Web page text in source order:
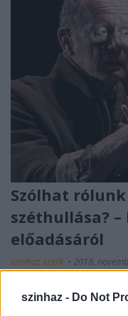
szinhaz - Do Not
Szólhat
széthullása?
előadásáról
szinhaz szerk. • 2018.
Az Örkény Színház